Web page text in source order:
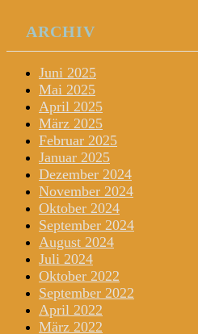
ARCHIV
Juni 2025
Mai 2025
April 2025
März 2025
Februar 2025
Januar 2025
Dezember 2024
November 2024
Oktober 2024
September 2024
August 2024
Juli 2024
Oktober 2022
September 2022
April 2022
März 2022